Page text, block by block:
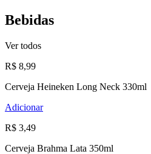
Bebidas
Ver todos
R$ 8,99
Cerveja Heineken Long Neck 330ml
Adicionar
R$ 3,49
Cerveja Brahma Lata 350ml